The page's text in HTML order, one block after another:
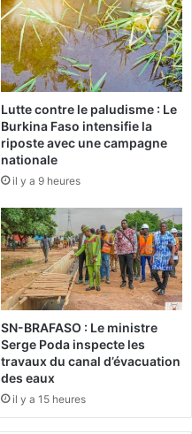
Lutte contre le paludisme : Le
Burkina Faso intensifie la
riposte avec une campagne
nationale
il y a 9 heures
SN-BRAFASO : Le ministre
Serge Poda inspecte les
travaux du canal d’évacuation
des eaux
il y a 15 heures